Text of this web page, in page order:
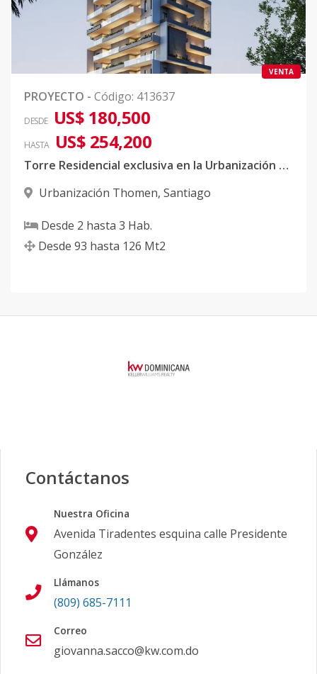
VENTA
PROYECTO - Código: 413637
DESDE US$ 180,500
HASTA US$ 254,200
Torre Residencial exclusiva en la Urbanización Thomen
Urbanización Thomen, Santiago
Desde 2 hasta 3 Hab.
Desde 93 hasta 126 Mt2
Contáctanos
Nuestra Oficina
Avenida Tiradentes esquina calle Presidente
González
Llámanos
(809) 685-7111
Correo
giovanna.sacco@kw.com.do